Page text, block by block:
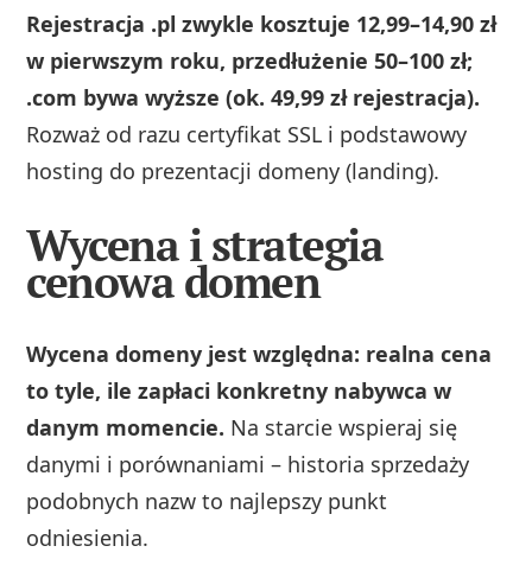
Rejestracja .pl zwykle kosztuje 12,99–14,90 zł
w pierwszym roku, przedłużenie 50–100 zł;
.com bywa wyższe (ok. 49,99 zł rejestracja).
Rozważ od razu certyfikat SSL i podstawowy
hosting do prezentacji domeny (landing).
Wycena i strategia
cenowa domen
Wycena domeny jest względna: realna cena
to tyle, ile zapłaci konkretny nabywca w
danym momencie. Na starcie wspieraj się
danymi i porównaniami – historia sprzedaży
podobnych nazw to najlepszy punkt
odniesienia.